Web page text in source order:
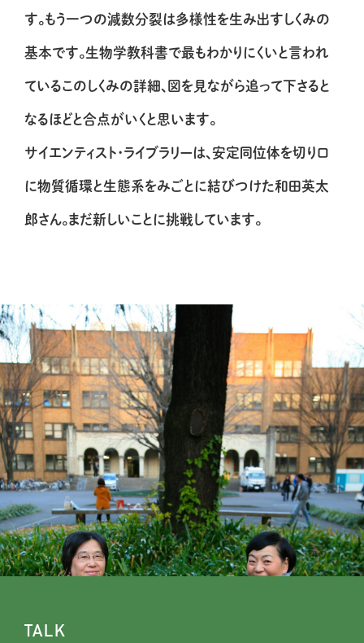
す。もう一つの減数分裂は多様性を生み出すしくみの
基本です。生物学教科書で最もわかりにくいと言われ
ているこのしくみの詳細、図を見ながら追って下さると
なるほどと合点がいくと思います。
サイエンティスト・ライブラリーは、安定同位体を切り口
に物質循環と生態系をみごとに結びつけた和田英太
郎さん。まだ新しいことに挑戦しています。
TALK